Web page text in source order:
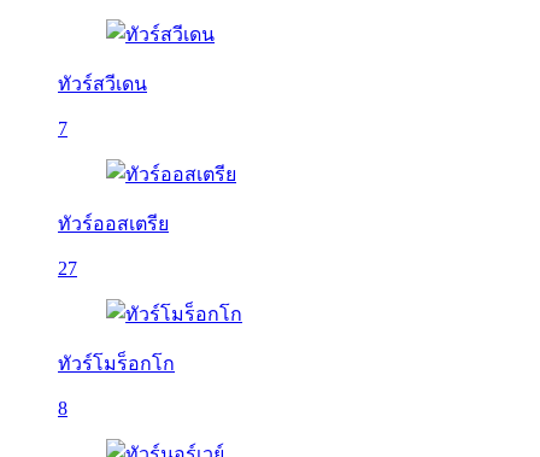
ทัวร์สวีเดน
7
ทัวร์ออสเตรีย
27
ทัวร์โมร็อกโก
8